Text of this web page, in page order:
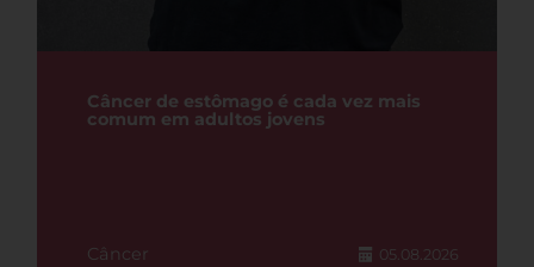
Câncer de estômago é cada vez mais
comum em adultos jovens
Câncer 05.08.2026